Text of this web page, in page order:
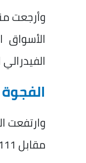
وأرجعت
الأسواق
مقابل 111 جنيهًا في وقت سابق، ما رفع العلاوة السعرية إلى 1.85% مقارنة بنحو 1.7%.